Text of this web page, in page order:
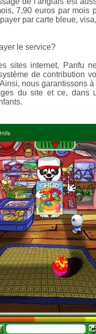
7,90 euros par mois
par carte bleue,
le service?
sites internet, Panfu
de contribution
nous garantissons
du site et ce, dans